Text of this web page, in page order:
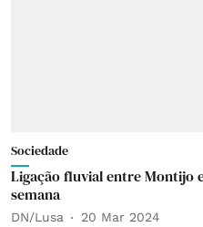
Sociedade
Ligação fluvial entre Montijo
semana
DN/Lusa 20 Mar 2024